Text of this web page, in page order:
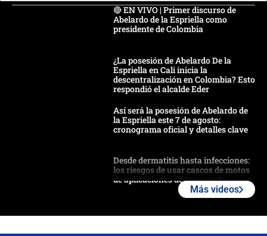
🔴 EN VIVO | Primer discurso de
Abelardo de la Espriella como
presidente de Colombia
¿La posesión de Abelardo De la
Espriella en Cali inicia la
descentralización en Colombia? Esto
respondió el alcalde Eder
Así será la posesión de Abelardo de
la Espriella este 7 de agosto:
cronograma oficial y detalles clave
Desde dermatitis hasta infecciones:
los riesgos de usar cascos de motos
de aplicaciones de transporte
Más videos